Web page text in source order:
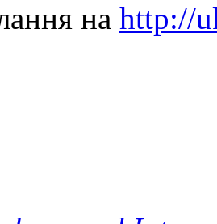
на http://